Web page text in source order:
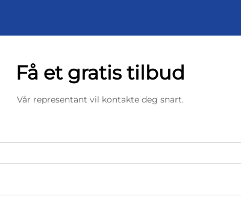
Få et gratis tilbud
Vår representant vil kontakte deg snart.